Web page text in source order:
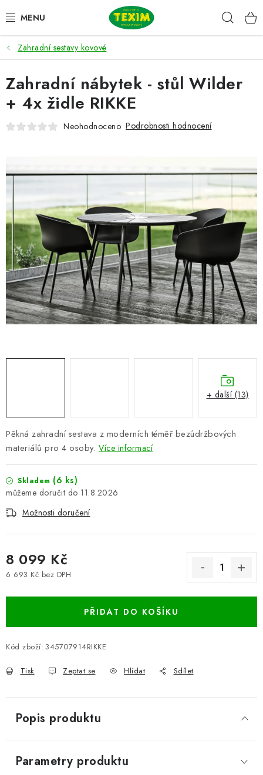
na
ZAHRADNÍ SESTAVY
ŽIDLE
STOLY
LEHÁTKA
DOPLŇKY
PERGOLY
GRILY
VÝPRODEJ
NOVINKY
Nákup na splátky ESSOX
Zahradní sestavy kovové
Pěkná zahradní sestava z moderních téměř bezúdržbových
materiálů pro 4 osoby. Více informací
Skladem (6 ks)
11.8.2026
Možnosti doručení
8 099 Kč
6 693 Kč bez DPH
PŘIDAT DO KOŠÍKU
Kód zboží: 345707914RIKKE
Tisk Zeptat se Hlídat Sdílet
Zahradní nábytek - stůl Wilder
+ 4x židle RIKKE
Neohodnoceno Podrobnosti hodnocení
+ další (13)
Popis produktu
Parametry produktu